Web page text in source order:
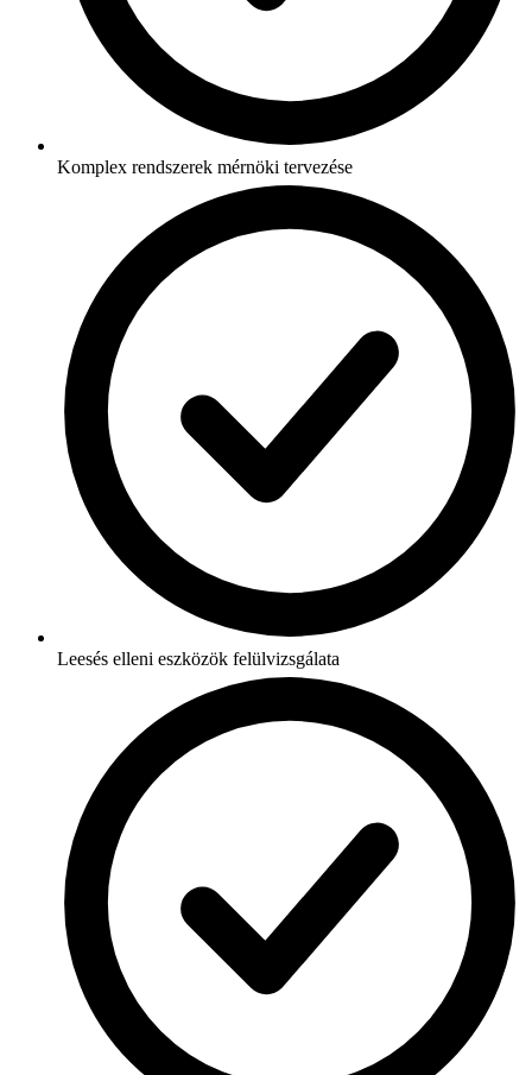
Komplex rendszerek mérnöki tervezése
Leesés elleni eszközök felülvizsgálata